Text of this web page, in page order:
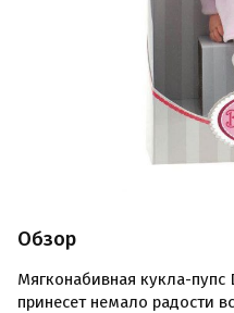
Обзор
Мягконабивная кукла-
принесет немало радости